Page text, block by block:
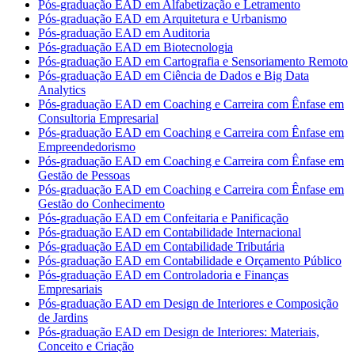
Pós-graduação EAD em Alfabetização e Letramento
Pós-graduação EAD em Arquitetura e Urbanismo
Pós-graduação EAD em Auditoria
Pós-graduação EAD em Biotecnologia
Pós-graduação EAD em Cartografia e Sensoriamento Remoto
Pós-graduação EAD em Ciência de Dados e Big Data
Analytics
Pós-graduação EAD em Coaching e Carreira com Ênfase em
Consultoria Empresarial
Pós-graduação EAD em Coaching e Carreira com Ênfase em
Empreendedorismo
Pós-graduação EAD em Coaching e Carreira com Ênfase em
Gestão de Pessoas
Pós-graduação EAD em Coaching e Carreira com Ênfase em
Gestão do Conhecimento
Pós-graduação EAD em Confeitaria e Panificação
Pós-graduação EAD em Contabilidade Internacional
Pós-graduação EAD em Contabilidade Tributária
Pós-graduação EAD em Contabilidade e Orçamento Público
Pós-graduação EAD em Controladoria e Finanças
Empresariais
Pós-graduação EAD em Design de Interiores e Composição
de Jardins
Pós-graduação EAD em Design de Interiores: Materiais,
Conceito e Criação